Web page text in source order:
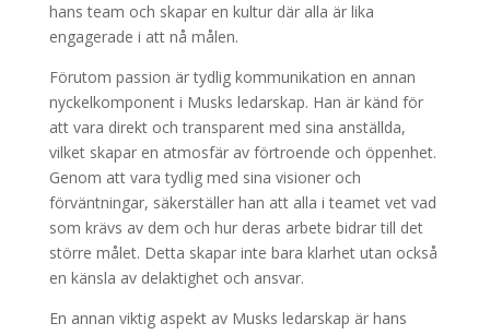
hans team och skapar en kultur där alla är lika
engagerade i att nå målen.
Förutom passion är tydlig kommunikation en annan
nyckelkomponent i Musks ledarskap. Han är känd för
att vara direkt och transparent med sina anställda,
vilket skapar en atmosfär av förtroende och öppenhet.
Genom att vara tydlig med sina visioner och
förväntningar, säkerställer han att alla i teamet vet vad
som krävs av dem och hur deras arbete bidrar till det
större målet. Detta skapar inte bara klarhet utan också
en känsla av delaktighet och ansvar.
En annan viktig aspekt av Musks ledarskap är hans